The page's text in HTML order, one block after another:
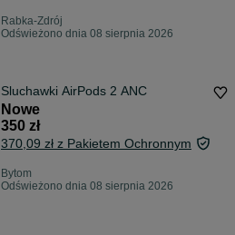
Rabka-Zdrój
Odświeżono dnia 08 sierpnia 2026
Sluchawki AirPods 2 ANC
Nowe
350 zł
370,09 zł z Pakietem Ochronnym
Bytom
Odświeżono dnia 08 sierpnia 2026